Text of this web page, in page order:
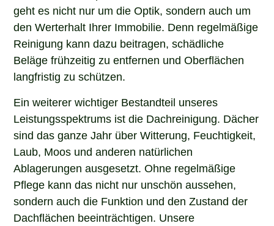
geht es nicht nur um die Optik, sondern auch um
den Werterhalt Ihrer Immobilie. Denn regelmäßige
Reinigung kann dazu beitragen, schädliche
Beläge frühzeitig zu entfernen und Oberflächen
langfristig zu schützen.
Ein weiterer wichtiger Bestandteil unseres
Leistungsspektrums ist die Dachreinigung. Dächer
sind das ganze Jahr über Witterung, Feuchtigkeit,
Laub, Moos und anderen natürlichen
Ablagerungen ausgesetzt. Ohne regelmäßige
Pflege kann das nicht nur unschön aussehen,
sondern auch die Funktion und den Zustand der
Dachflächen beeinträchtigen. Unsere